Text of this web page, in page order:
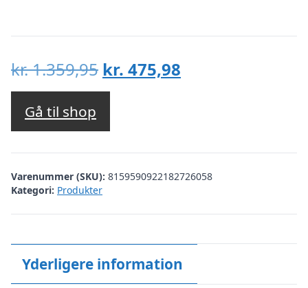
kr.1.359,95 Den
oprindelige
var:
kr. 1.359,95.
kr. 475,98
kr. 475,98.
Gå til shop
Varenummer (SKU): 8159590922182726058
Kategori: Produkter
Yderligere information